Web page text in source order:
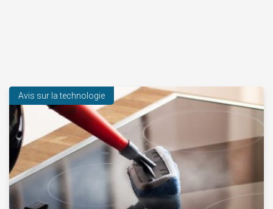
Avis sur la technologie